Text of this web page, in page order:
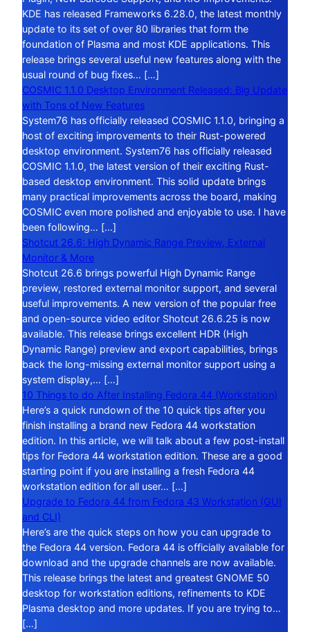
KDE has released Frameworks 6.28.0, the latest monthly
update to its set of over 80 libraries that form the
foundation of Plasma and most KDE applications. This
release brings several useful new features along with the
usual round of bug fixes… […]
COSMIC 1.1.0 Desktop Environment Released: Big Update
with Tons of New Features
System76 has officially released COSMIC 1.1.0, bringing a
host of exciting improvements to their Rust-powered
desktop environment. System76 has officially released
COSMIC 1.1.0, the latest version of their exciting Rust-
based desktop environment. This solid update brings
many practical improvements across the board, making
COSMIC even more polished and enjoyable to use. I have
been following… […]
Shotcut 26.6: High Dynamic Range Preview, External
Monitor & More
Shotcut 26.6 brings powerful High Dynamic Range
preview, restored external monitor support, and several
useful improvements. A new version of the popular free
and open-source video editor Shotcut 26.6.25 is now
available. This release brings excellent HDR (High
Dynamic Range) preview and export capabilities, brings
back the long-missing external monitor support using a
system display,… […]
10 Things to do After Installing Fedora 44 (Workstation)
Here’s a quick rundown of the 10 quick tips after you
finish installing a brand new Fedora 44 workstation
edition. In this article, we will talk about a few post-install
tips for Fedora 44 workstation edition. These are a good
starting point if you are installing a fresh Fedora 44
workstation edition for all user… […]
Upgrade to Fedora 44 from Fedora 43 Workstation (GUI
and CLI)
Here’s are the quick steps on how you can upgrade to
the Fedora 44 version. Fedora 44 is officially available for
download and the upgrade channels are now available.
This release brings the latest and greatest GNOME 50
desktop for workstation editions, refinements to KDE
Plasma desktop and more updates. If you are trying to…
[…]